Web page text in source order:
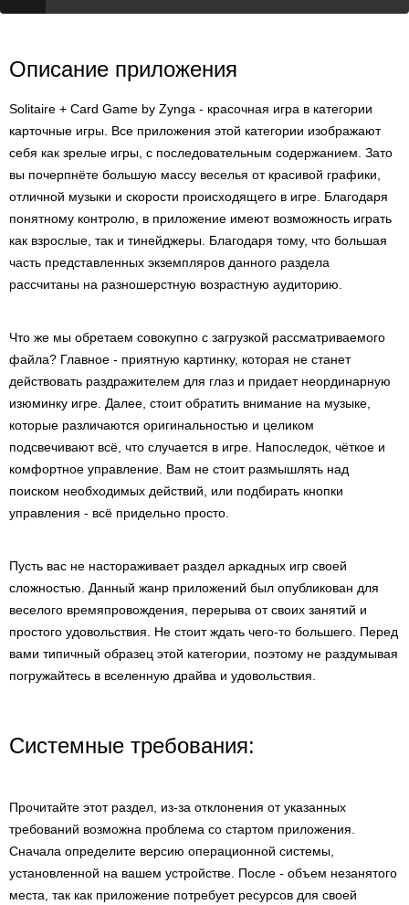
Описание приложения
Solitaire + Card Game by Zynga - красочная игра в категории
карточные игры. Все приложения этой категории изображают
себя как зрелые игры, с последовательным содержанием. Зато
вы почерпнёте большую массу веселья от красивой графики,
отличной музыки и скорости происходящего в игре. Благодаря
понятному контролю, в приложение имеют возможность играть
как взрослые, так и тинейджеры. Благодаря тому, что большая
часть представленных экземпляров данного раздела
рассчитаны на разношерстную возрастную аудиторию.
Что же мы обретаем совокупно с загрузкой рассматриваемого
файла? Главное - приятную картинку, которая не станет
действовать раздражителем для глаз и придает неординарную
изюминку игре. Далее, стоит обратить внимание на музыке,
которые различаются оригинальностью и целиком
подсвечивают всё, что случается в игре. Напоследок, чёткое и
комфортное управление. Вам не стоит размышлять над
поиском необходимых действий, или подбирать кнопки
управления - всё придельно просто.
Пусть вас не настораживает раздел аркадных игр своей
сложностью. Данный жанр приложений был опубликован для
веселого времяпровождения, перерыва от своих занятий и
простого удовольствия. Не стоит ждать чего-то большего. Перед
вами типичный образец этой категории, поэтому не раздумывая
погружайтесь в вселенную драйва и удовольствия.
Системные требования:
Прочитайте этот раздел, из-за отклонения от указанных
требований возможна проблема со стартом приложения.
Сначала определите версию операционной системы,
установленной на вашем устройстве. После - объем незанятого
места, так как приложение потребует ресурсов для своей